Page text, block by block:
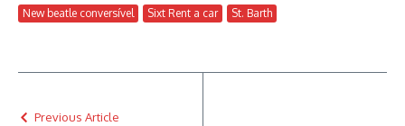
New beatle conversível
Sixt Rent a car St. Barth
Previous Article